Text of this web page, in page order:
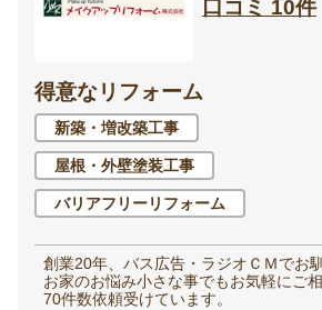
口コミ 10件
得意なリフォーム
新築・増改築工事
屋根・外壁塗装工事
バリアフリーリフォーム
創業20年、バス広告・ラジオＣＭでお
お家のお悩み小さな事でもお気軽にご
70件数依頼受けています。